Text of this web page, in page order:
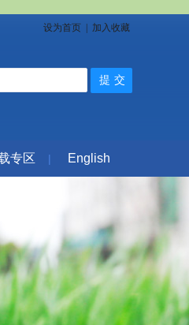
设为首页 加入收藏
专区 | English